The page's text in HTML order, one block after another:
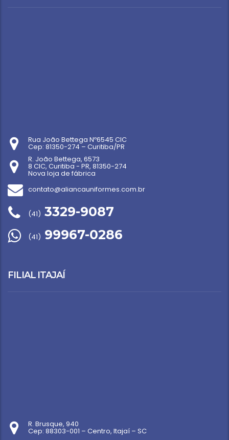
Rua João Bettega Nº6545 CIC
Cep: 81350-274 – Curitiba/PR
R. João Bettega, 6573
8 CIC, Curitiba - PR, 81350-274
Nova loja de fábrica
contato@aliancauniformes.com.br
(41) 3329-9087
(41) 99967-0286
FILIAL ITAJAÍ
R. Brusque, 940
Cep: 88303-001 – Centro, Itajaí – SC